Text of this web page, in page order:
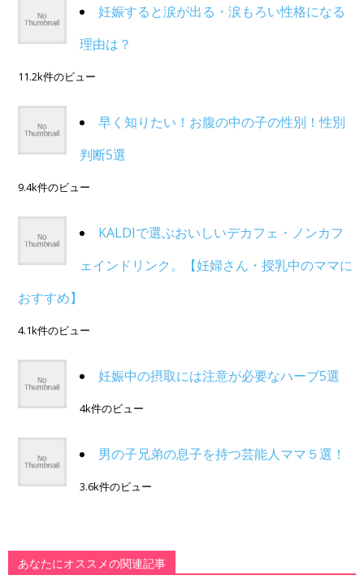
妊娠すると涙が出る・涙もろい性格になる
理由は？
11.2k件のビュー
早く知りたい！お腹の中の子の性別！性別
判断5選
9.4k件のビュー
KALDIで選ぶおいしいデカフェ・ノンカフ
ェインドリンク。【妊婦さん・授乳中のママに
おすすめ】
4.1k件のビュー
妊娠中の摂取には注意が必要なハーブ5選
4k件のビュー
男の子兄弟の息子を持つ芸能人ママ５選！
3.6k件のビュー
あなたにオススメの関連記事